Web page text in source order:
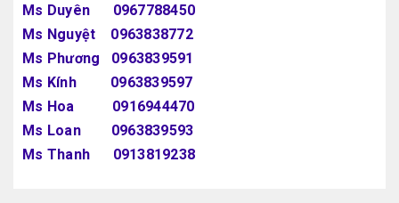
Ms Duyên 0967788450
Ms Nguyệt 0963838772
Ms Phương 0963839591
Ms Kính 0963839597
Ms Hoa 0916944470
Ms Loan 0963839593
Ms Thanh 0913819238